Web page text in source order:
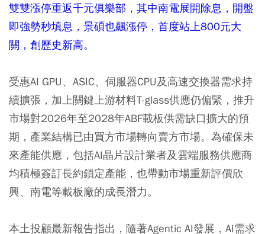
雙雙漲停重返千元俱樂部，其中南電展開除息，開盤
即強勢秒填息，景碩也飆漲停，首度站上800元大
關，創歷史新高。
受惠AI GPU、ASIC、伺服器CPU及高速交換器需求持
續擴張，加上關鍵上游材料T-glass供應仍偏緊，推升
市場對2026年至2028年ABF載板供需缺口擴大的預
期，產業結構已由買方市場轉向賣方市場。為確保未
來產能供應，包括AI晶片設計業者及雲端服務供應商
均積極簽訂長約鎖定產能，也帶動市場重新評價欣
興、南電等載板廠的成長潛力。
本土投顧最新報告指出，隨著Agentic AI發展，AI需求